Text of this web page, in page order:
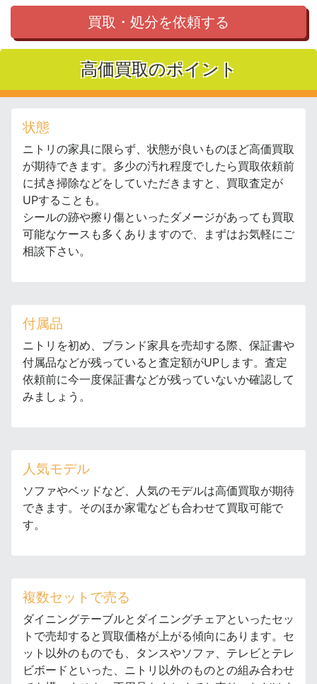
買取・処分を依頼する
高価買取のポイント
状態
ニトリの家具に限らず、状態が良いものほど高価買取
が期待できます。多少の汚れ程度でしたら買取依頼前
に拭き掃除などをしていただきますと、買取査定が
UPすることも。
シールの跡や擦り傷といったダメージがあっても買取
可能なケースも多くありますので、まずはお気軽にご
相談下さい。
付属品
ニトリを初め、ブランド家具を売却する際、保証書や
付属品などが残っていると査定額がUPします。査定
依頼前に今一度保証書などが残っていないか確認して
みましょう。
人気モデル
ソファやベッドなど、人気のモデルは高価買取が期待
できます。そのほか家電なども合わせて買取可能で
す。
複数セットで売る
ダイニングテーブルとダイニングチェアといったセッ
トで売却すると買取価格が上がる傾向にあります。セ
ット以外のものでも、タンスやソファ、テレビとテレ
ビボードといった、ニトリ以外のものとの組み合わせ